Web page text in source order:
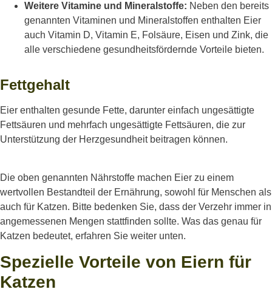
Weitere Vitamine und Mineralstoffe: Neben den bereits
genannten Vitaminen und Mineralstoffen enthalten Eier
auch Vitamin D, Vitamin E, Folsäure, Eisen und Zink, die
alle verschiedene gesundheitsfördernde Vorteile bieten.
Fettgehalt
Eier enthalten gesunde Fette, darunter einfach ungesättigte
Fettsäuren und mehrfach ungesättigte Fettsäuren, die zur
Unterstützung der Herzgesundheit beitragen können.
Die oben genannten Nährstoffe machen Eier zu einem
wertvollen Bestandteil der Ernährung, sowohl für Menschen als
auch für Katzen. Bitte bedenken Sie, dass der Verzehr immer in
angemessenen Mengen stattfinden sollte. Was das genau für
Katzen bedeutet, erfahren Sie weiter unten.
Spezielle Vorteile von Eiern für
Katzen